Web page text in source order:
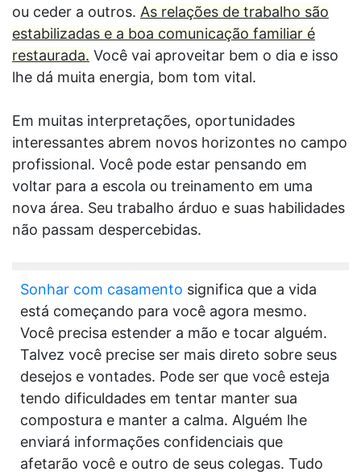
ou ceder a outros. As relações de trabalho são
estabilizadas e a boa comunicação familiar é
restaurada. Você vai aproveitar bem o dia e isso
lhe dá muita energia, bom tom vital.
Em muitas interpretações, oportunidades
interessantes abrem novos horizontes no campo
profissional. Você pode estar pensando em
voltar para a escola ou treinamento em uma
nova área. Seu trabalho árduo e suas habilidades
não passam despercebidas.
Sonhar com casamento significa que a vida
está começando para você agora mesmo.
Você precisa estender a mão e tocar alguém.
Talvez você precise ser mais direto sobre seus
desejos e vontades. Pode ser que você esteja
tendo dificuldades em tentar manter sua
compostura e manter a calma. Alguém lhe
enviará informações confidenciais que
afetarão você e outro de seus colegas. Tudo